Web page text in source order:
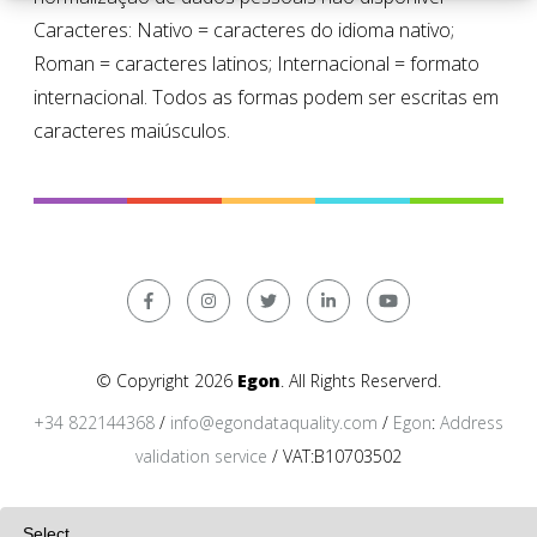
Caracteres: Nativo = caracteres do idioma nativo;
Roman = caracteres latinos; Internacional = formato
internacional. Todos as formas podem ser escritas em
caracteres maiúsculos.
© Copyright 2026 Egon. All Rights Reserverd.
+34 822144368 / info@egondataquality.com / Egon: Address
validation service / VAT:B10703502